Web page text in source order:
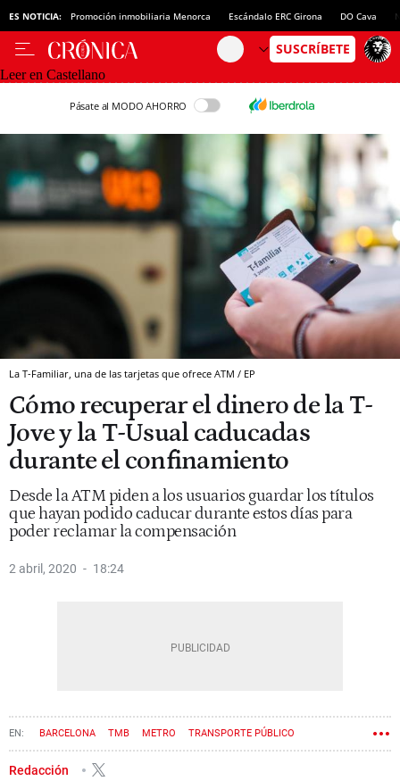
ES NOTICIA: Promoción inmobiliaria Menorca Escándalo ERC Girona DO Cava
Leer en Castellano
Pásate al MODO AHORRO
La T-Familiar, una de las tarjetas que ofrece ATM / EP
Cómo recuperar el dinero de la T-
Jove y la T-Usual caducadas
durante el confinamiento
Desde la ATM piden a los usuarios guardar los títulos
que hayan podido caducar durante estos días para
poder reclamar la compensación
2 abril, 2020 18:24
BARCELONA TMB METRO TRANSPORTE PÚBLICO
FERROCARRILS DE LA GENERALITAT (FGC)
Redacción